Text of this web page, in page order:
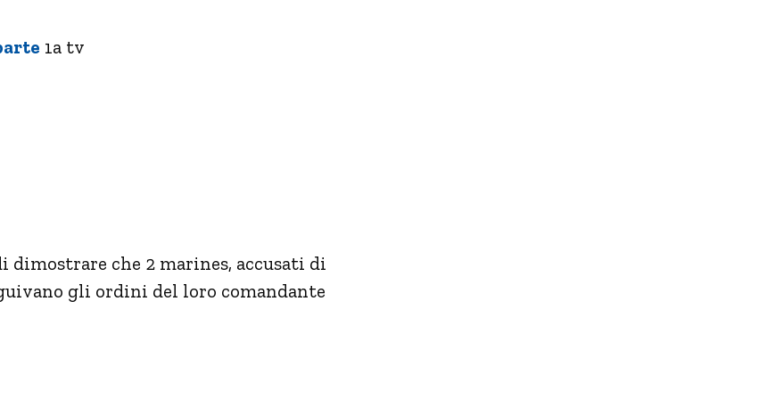
1a tv
dimostrare che 2 marines, accusati di
gli ordini del loro comandante